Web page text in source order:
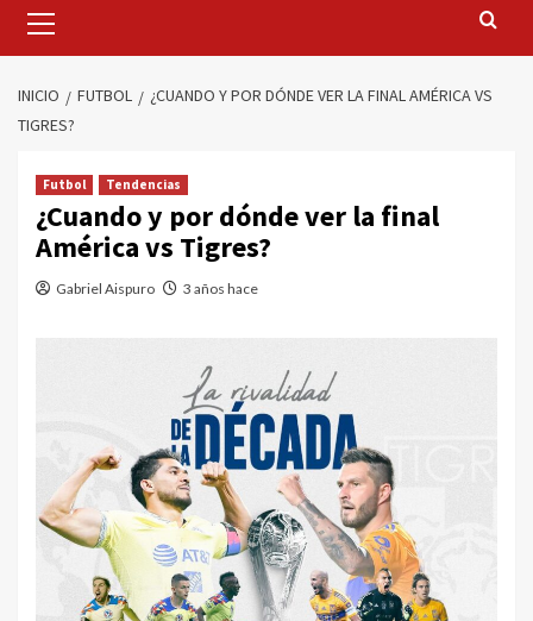
principal
INICIO FUTBOL
¿CUANDO Y POR DÓNDE VER LA FINAL AMÉRICA VS
TIGRES?
Futbol Tendencias
¿Cuando y por dónde ver la final
América vs Tigres?
Gabriel Aispuro 3 años hace